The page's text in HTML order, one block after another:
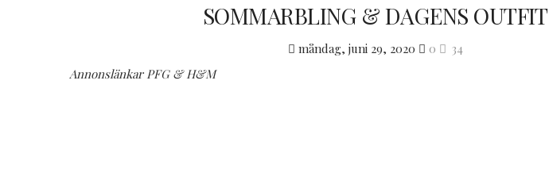
SOMMARBLING & DAGENS OUTFIT
måndag, juni 29, 2020 0
34
Annonslänkar PFG & H&M